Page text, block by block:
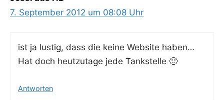
7. September 2012 um 08:08 Uhr
ist ja lus­tig, dass die kei­ne Web­site haben…
Hat doch heut­zu­ta­ge jede Tankstelle 🙂
Antworten